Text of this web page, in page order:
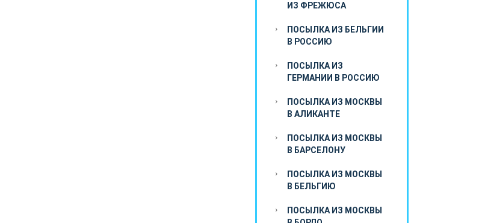
ИЗ ФРЕЖЮСА
ПОСЫЛКА ИЗ БЕЛЬГИИ
В РОССИЮ
ПОСЫЛКА ИЗ
ГЕРМАНИИ В РОССИЮ
ПОСЫЛКА ИЗ МОСКВЫ
В АЛИКАНТЕ
ПОСЫЛКА ИЗ МОСКВЫ
В БАРСЕЛОНУ
ПОСЫЛКА ИЗ МОСКВЫ
В БЕЛЬГИЮ
ПОСЫЛКА ИЗ МОСКВЫ